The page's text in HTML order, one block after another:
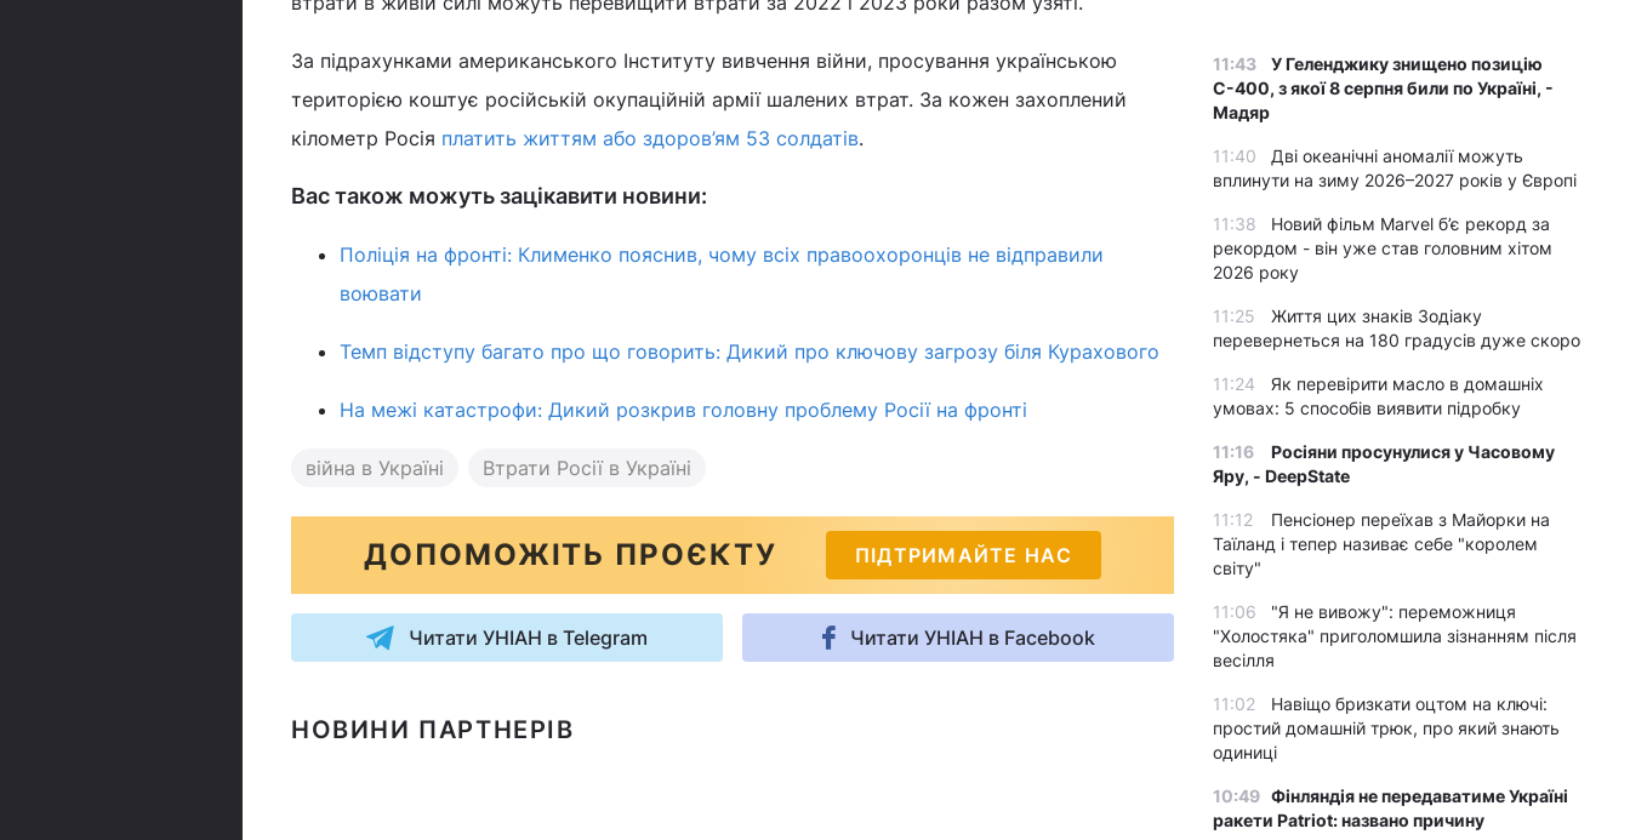
За підрахунками американського Інституту вивчення війни, просування українською
територією коштує російській окупаційній армії шалених втрат. За кожен захоплений
кілометр Росія платить життям або здоров’ям 53 солдатів.
Вас також можуть зацікавити новини:
Поліція на фронті: Клименко пояснив, чому всіх правоохоронців не відправили
воювати
Темп відступу багато про що говорить: Дикий про ключову загрозу біля Курахового
На межі катастрофи: Дикий розкрив головну проблему Росії на фронті
війна в Україні Втрати Росії в Україні
ДОПОМОЖІТЬ ПРОЄКТУ ПІДТРИМАЙТЕ НАС
Читати УНІАН в Telegram Читати УНІАН в Facebook
НОВИНИ ПАРТНЕРІВ
11:43
У Геленджику знищено позицію
С-400, з якої 8 серпня били по Україні, -
Мадяр
11:40
Дві океанічні аномалії можуть
вплинути на зиму 2026–2027 років у Європі
11:38
Новий фільм Marvel б’є рекорд за
рекордом - він уже став головним хітом
2026 року
11:25
Життя цих знаків Зодіаку
перевернеться на 180 градусів дуже скоро
11:24
Як перевірити масло в домашніх
умовах: 5 способів виявити підробку
11:16
Росіяни просунулися у Часовому
Яру, - DeepState
11:12
Пенсіонер переїхав з Майорки на
Таїланд і тепер називає себе "королем
світу"
11:06
"Я не вивожу": переможниця
"Холостяка" приголомшила зізнанням після
весілля
11:02
Навіщо бризкати оцтом на ключі:
простий домашній трюк, про який знають
одиниці
10:49 Фінляндія не передаватиме Україні
ракети Patriot: названо причину